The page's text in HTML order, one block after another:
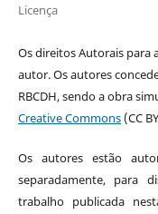
Licença
Os direitos Autorais para
autor. Os autores
RBCDH, sendo a obra
Creative Commons(CC
Os autores estão
separadamente, para
trabalho publicada